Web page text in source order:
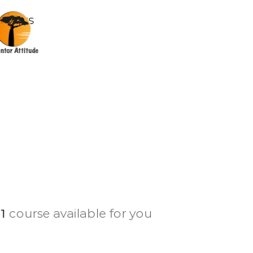
Cours
1 course available for you